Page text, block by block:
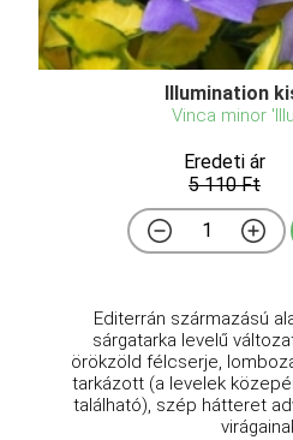
Illumination
Vinca minor
Eredeti ár
5 110 Ft
Editerrán származású
sárgatarka levelű
örökzöld félcserje,
tarkázott (a levelek
található), szép hátteret